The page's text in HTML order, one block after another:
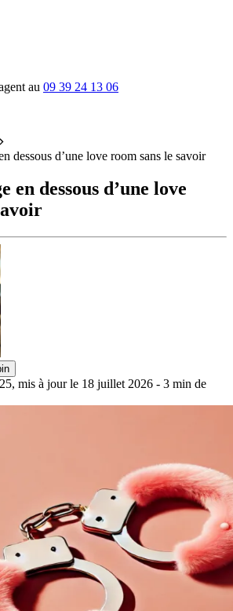
au 09 39 24 13 06
dessous d’une love room sans le savoir
en dessous d’une love
, mis à jour le 18 juillet 2026 - 3 min de